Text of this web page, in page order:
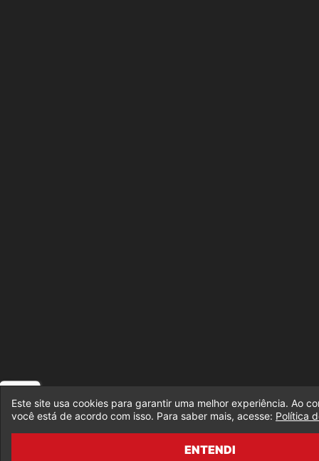
Este site usa cookies para garantir uma melhor experiência. Ao
você está de acordo com isso. Para saber mais, acesse: Política
ENTENDI